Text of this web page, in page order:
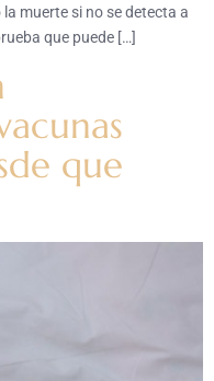
muerte si no se detecta a
que puede […]
que